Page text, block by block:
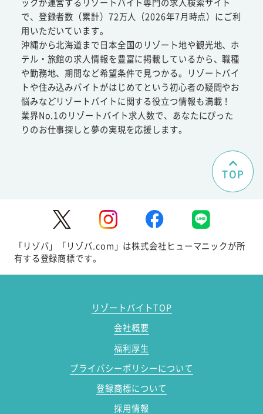
で、登録者数（累計）72万人（2026年7月時点）にご利
用いただいています。
沖縄から北海道まで日本全国のリゾート地や観光地、ホ
テル・旅館の求人情報を豊富に掲載しているから、職種
や勤務地、期間など希望条件で見つかる。リゾートバイ
トや住み込みバイトがはじめてという初心者の疑問やお
悩みなどリゾートバイトに関する役立つ情報も満載！
業界No.1のリゾートバイト求人数で、あなたにぴった
りのお仕事探しと夢の実現を応援します。
TOP
「リゾバ」「リゾバ.com」は株式会社ヒューマニックが所
有する登録商標です。
リゾートバイトTOP
会社概要
福利厚生
プライバシーポリシーについて
登録商標について
採用情報